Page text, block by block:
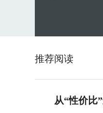
推荐阅读
从“性价比